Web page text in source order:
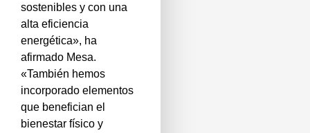
sostenibles y con una
alta eficiencia
energética», ha
afirmado Mesa.
«También hemos
incorporado elementos
que benefician el
bienestar físico y